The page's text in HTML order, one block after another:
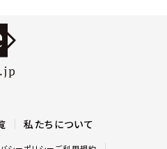
私たちについて